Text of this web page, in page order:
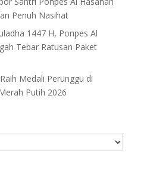
Penuh Nasihat
1447 H, Ponpes Al
Tebar Ratusan Paket
Medali Perunggu di
Putih 2026